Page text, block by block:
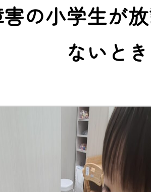
の小学生が
ないと